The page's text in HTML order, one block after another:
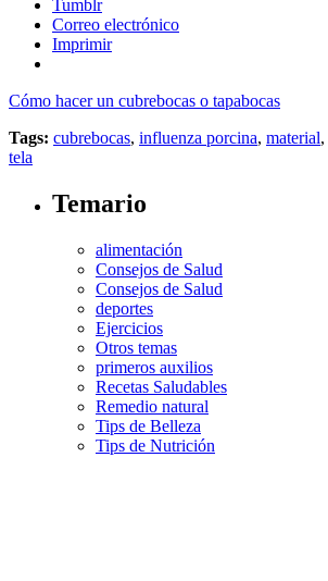
Tumblr
Correo electrónico
Imprimir
Cómo hacer un cubrebocas o tapabocas
Tags: cubrebocas, influenza porcina, material,
tela
Temario
alimentación
Consejos de Salud
Consejos de Salud
deportes
Ejercicios
Otros temas
primeros auxilios
Recetas Saludables
Remedio natural
Tips de Belleza
Tips de Nutrición